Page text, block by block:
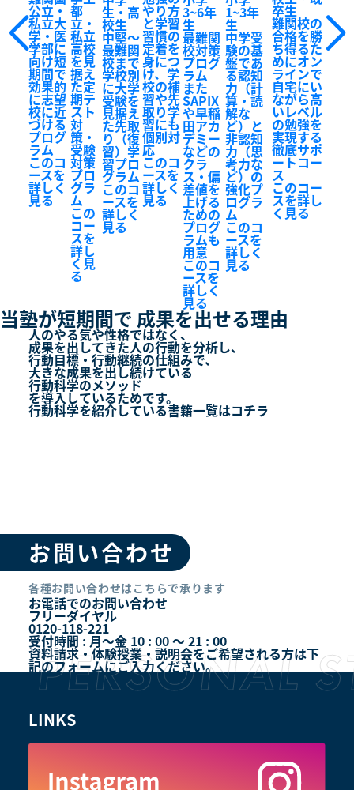
公立・
私立大
学・医
学部に
向け短
期間で
効果的
に志望
校に近
づける
プログ
ラム
このコ
ースを
詳しく
見る
都
立・
私立
高校
を見
据え
た定
期テ
スト
対
策・
受験
対策
プロ
グラ
ム
この
コー
スを
詳し
く見
る
生・高
校生
中堅～
最難関
校まで
学校別
に大学
受験を
見据え
た先取
り（復
習）学
習プロ
グラム
このコ
ースを
詳しく
見る
やり方
と学習
習慣の
定着を
身につ
け、学
校の補
習や先
取り学
習にも
個別対
応
このコ
ースを
詳しく
見る
3~6年
生
最難関
校対策
プログ
ラム
また
SAPIX
や早稲
田アカ
デミー
などの
クラ
ス・偏
差値を
上げる
ための
プログ
ラムも
用意
このコ
ースを
詳しく
見る
1~3年
生
中学受
験の基
盤であ
る認知
力（計
算・読
解な
ど）と
非認知
力（思
考力な
ど）の
強化プ
ログラ
ム
このコ
ースを
詳しく
見る
卒生
難関校の
合格を勝
ち得るた
めにオン
ラインで
自宅にい
ながら高
いレベル
の勉強を
実現する
徹底サポ
ートコー
ス
このコー
スを詳し
く見る
当塾が短期間で 成果を出せる理由
人のやる気や性格ではなく、
成果を出してきた人の行動を分析し、
行動目標・行動継続の仕組みで、
大きな成果を出し続けている
行動科学のメソッド
を導入しているためです。
行動科学を紹介している書籍一覧はコチラ
お問い合わせ
各種お問い合わせはこちらで承ります
お電話でのお問い合わせ
フリーダイヤル
0120-118-221
受付時間 : 月～金 10 : 00 ～ 21 : 00
資料請求・体験授業・説明会をご希望される方は下
記のフォームにご入力ください。
LINKS